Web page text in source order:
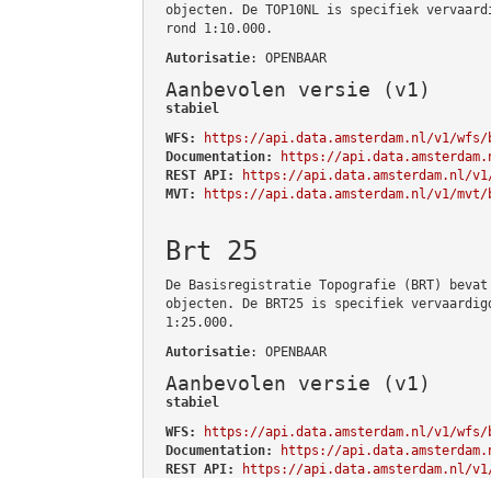
objecten. De TOP10NL is specifiek
rond 1:10.000.
Autorisatie: OPENBAAR
Aanbevolen versie (v1)
stabiel
WFS:
https://api.data.amsterdam.nl/v1/wfs/
Documentation:
https://
REST API:
https://api.data.amsterdam.nl/
MVT:
https://api.data.amsterdam.nl/v1/mvt/
Brt 25
De Basisregistratie Topografie (BRT)
objecten. De BRT25 is specifiek
1:25.000.
Autorisatie: OPENBAAR
Aanbevolen versie (v1)
stabiel
WFS:
https://api.data.amsterdam.nl/v1/wfs/
Documentation:
https://
REST API:
https://api.data.amsterdam.nl/